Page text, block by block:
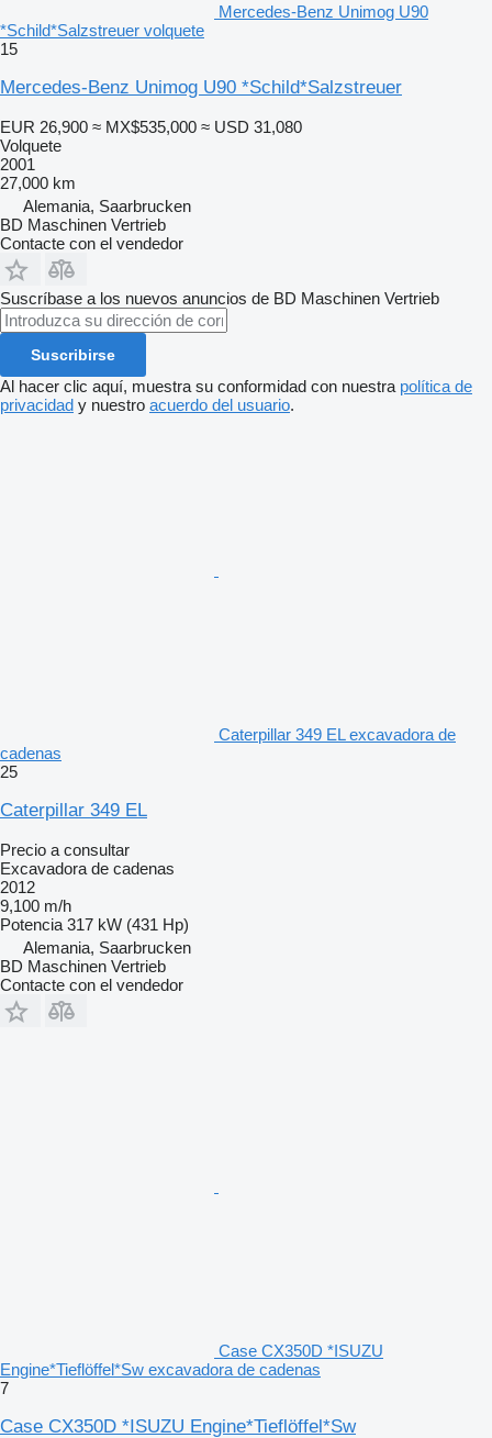
Mercedes-Benz Unimog U90
*Schild*Salzstreuer volquete
15
Mercedes-Benz Unimog U90 *Schild*Salzstreuer
EUR 26,900 ≈ MX$535,000 ≈ USD 31,080
Volquete
2001
27,000 km
Alemania, Saarbrucken
BD Maschinen Vertrieb
Contacte con el vendedor
Suscríbase a los nuevos anuncios de BD Maschinen Vertrieb
Suscribirse
Al hacer clic aquí, muestra su conformidad con nuestra política de
privacidad y nuestro acuerdo del usuario.
Caterpillar 349 EL excavadora de
cadenas
25
Caterpillar 349 EL
Precio a consultar
Excavadora de cadenas
2012
9,100 m/h
Potencia 317 kW (431 Hp)
Alemania, Saarbrucken
BD Maschinen Vertrieb
Contacte con el vendedor
Case CX350D *ISUZU
Engine*Tieflöffel*Sw excavadora de cadenas
7
Case CX350D *ISUZU Engine*Tieflöffel*Sw